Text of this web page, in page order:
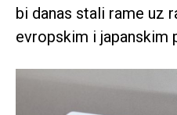
bi danas stali rame uz
evropskim i japanskim